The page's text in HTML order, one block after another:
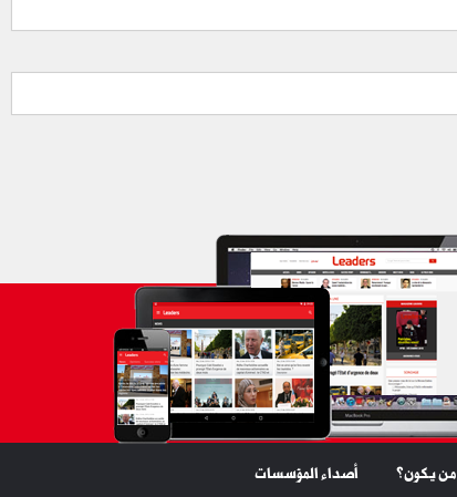
من يكون؟ أصداء المؤسسات